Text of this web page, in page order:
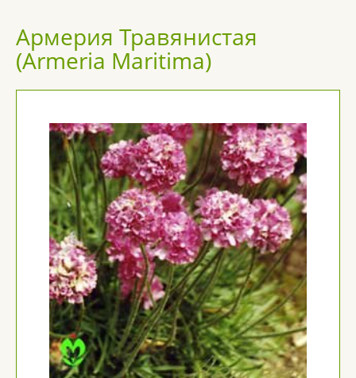
Армерия Травянистая
(Armeria Maritima)